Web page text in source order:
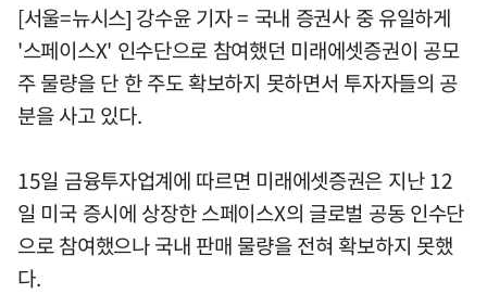
[서울=뉴시스] 강수윤 기자 = 국내 증권사 중 유일하게
'스페이스X' 인수단으로 참여했던 미래에셋증권이 공모
주 물량을 단 한 주도 확보하지 못하면서 투자자들의 공
분을 사고 있다.
15일 금융투자업계에 따르면 미래에셋증권은 지난 12
일 미국 증시에 상장한 스페이스X의 글로벌 공동 인수단
으로 참여했으나 국내 판매 물량을 전혀 확보하지 못했
다.